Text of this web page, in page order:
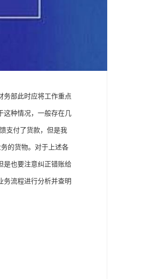
务部此时应将工作重点
这种情况，一般存在几
支付了货款，但是我
的货物。对于上述各
是也要注意纠正错账给
务流程进行分析并查明